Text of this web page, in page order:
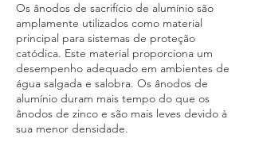
Os ânodos de sacrifício de alumínio são
amplamente utilizados como material
principal para sistemas de proteção
catódica. Este material proporciona um
desempenho adequado em ambientes de
água salgada e salobra. Os ânodos de
alumínio duram mais tempo do que os
ânodos de zinco e são mais leves devido à
sua menor densidade.